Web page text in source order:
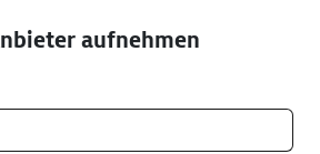
aufnehmen